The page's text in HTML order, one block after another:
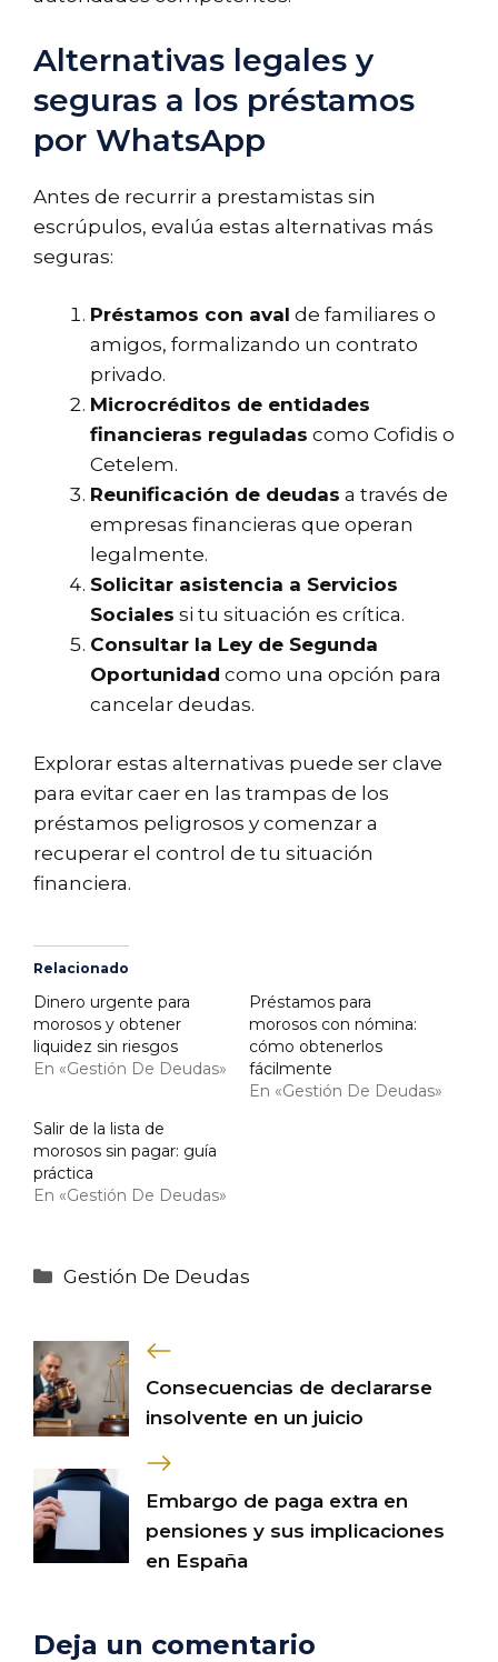
Alternativas legales y
seguras a los préstamos
por WhatsApp
Antes de recurrir a prestamistas sin
escrúpulos, evalúa estas alternativas más
seguras:
Préstamos con aval de familiares o
amigos, formalizando un contrato
privado.
Microcréditos de entidades
financieras reguladas como Cofidis o
Cetelem.
Reunificación de deudas a través de
empresas financieras que operan
legalmente.
Solicitar asistencia a Servicios
Sociales si tu situación es crítica.
Consultar la Ley de Segunda
Oportunidad como una opción para
cancelar deudas.
Explorar estas alternativas puede ser clave
para evitar caer en las trampas de los
préstamos peligrosos y comenzar a
recuperar el control de tu situación
financiera.
Relacionado
Dinero urgente para
morosos y obtener
liquidez sin riesgos
En «Gestión De Deudas»
Préstamos para
morosos con nómina:
cómo obtenerlos
fácilmente
En «Gestión De Deudas»
Salir de la lista de
morosos sin pagar: guía
práctica
En «Gestión De Deudas»
Categorías
Gestión De Deudas
Consecuencias de declararse
insolvente en un juicio
Embargo de paga extra en
pensiones y sus implicaciones
en España
Deja un comentario